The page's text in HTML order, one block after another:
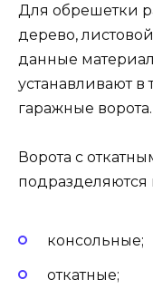
Для обрешетки
дерево,
данные
устанавливают в
гаражные ворота.
Ворота с
подразделяются
консольные;
откатные;